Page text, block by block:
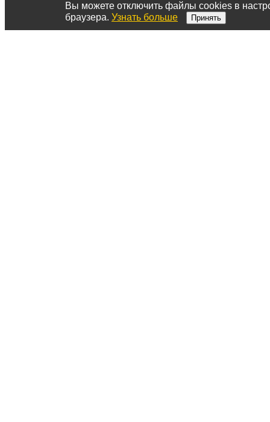
Вы можете отключить файлы cookies в
браузера. Узнать больше Принять